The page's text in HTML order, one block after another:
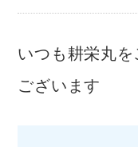
いつも耕栄丸を
ございます